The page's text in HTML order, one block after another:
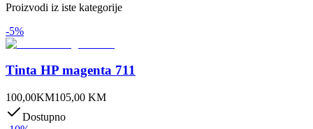
Proizvodi iz iste kategorije
-5%
Tinta HP magenta 711
100,00KM105,00 KM
Dostupno